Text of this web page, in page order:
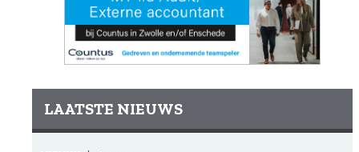
LAATSTE NIEUWS